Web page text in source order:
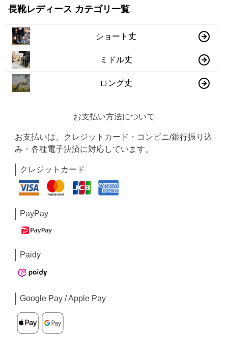
長靴レディース カテゴリ一覧
ショート丈
ミドル丈
ロング丈
お支払い方法について
お支払いは、クレジットカード・コンビニ/銀行振り込
み・各種電子決済に対応しています。
クレジットカード
PayPay
Paidy
Google Pay / Apple Pay